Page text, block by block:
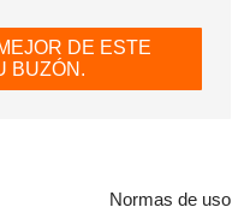
DE ESTE
BUZÓN.
Normas de uso